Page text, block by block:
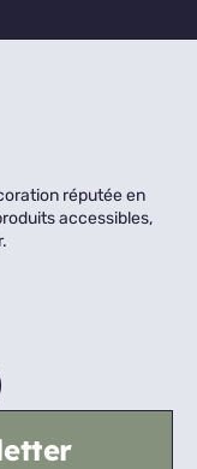
réputée en
accessibles,